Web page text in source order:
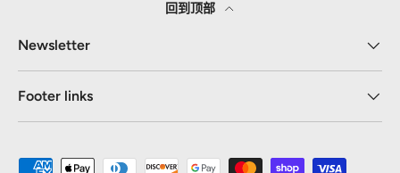
回到顶部
Newsletter
Footer links
接受的付款方式